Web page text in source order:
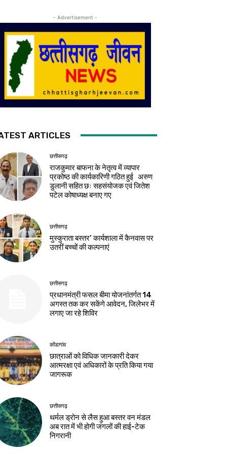
- Advertisement -
ARTICLES
छत्तीसगढ़
राजकुमार बाफना के नेतृत्व में व्यापार
प्रकोष्ठ की कार्यकारिणी गठित हुई अरुण
डुलानी सहित छः सहसंयोजक एवं जितेश
पटेल कोषाध्यक्ष बनाए गए
छत्तीसगढ़
मुस्कुराता बस्तर’ कार्यशाला में कैनवास पर
उतरीं बच्चों की कल्पनाएं
छत्तीसगढ़
प्रधानमंत्री फसल बीमा योजनांतर्गत 14
अगस्त तक कर सकेंगे आवेदन, जिलेभर में
लगाए जा रहे शिविर
कोंडागांव
छात्राओं को विधिक जानकारी देकर
आत्मरक्षा एवं अधिकारों के प्रति किया गया
जागरूक
छत्तीसगढ़
थर्मल ड्रोन से लैस हुआ बस्तर वन मंडल
अब रात में भी होगी जंगलों की हाई-टेक
निगरानी